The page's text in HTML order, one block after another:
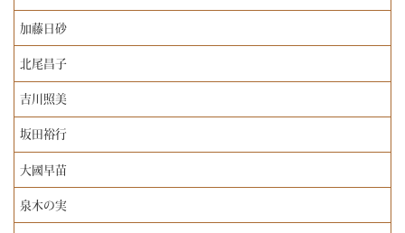
加藤日砂
北尾昌子
吉川照美
坂田裕行
大國早苗
泉木の実